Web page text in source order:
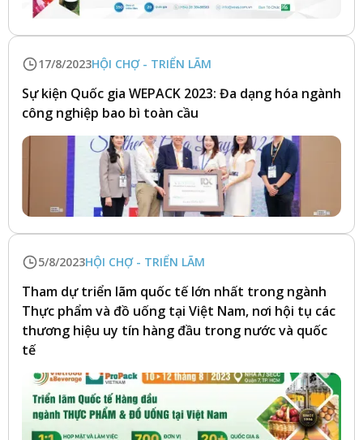
17/8/2023HỘI CHỢ - TRIỂN LÃM
Sự kiện Quốc gia WEPACK 2023: Đa dạng hóa ngành
công nghiệp bao bì toàn cầu
5/8/2023HỘI CHỢ - TRIỂN LÃM
Tham dự triển lãm quốc tế lớn nhất trong ngành
Thực phẩm và đồ uống tại Việt Nam, nơi hội tụ các
thương hiệu uy tín hàng đầu trong nước và quốc
tế